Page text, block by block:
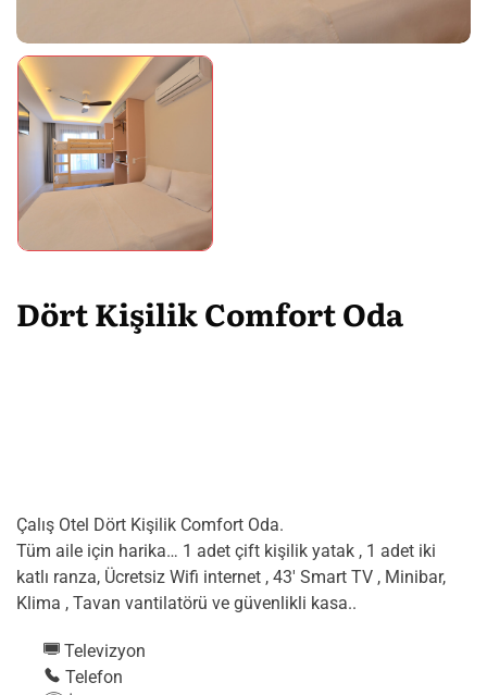
Dört Kişilik Comfort Oda
Çalış Otel Dört Kişilik Comfort Oda.
Tüm aile için harika… 1 adet çift kişilik yatak , 1 adet iki
katlı ranza, Ücretsiz Wifi internet , 43′ Smart TV , Minibar,
Klima , Tavan vantilatörü ve güvenlikli kasa..
Televizyon
Telefon